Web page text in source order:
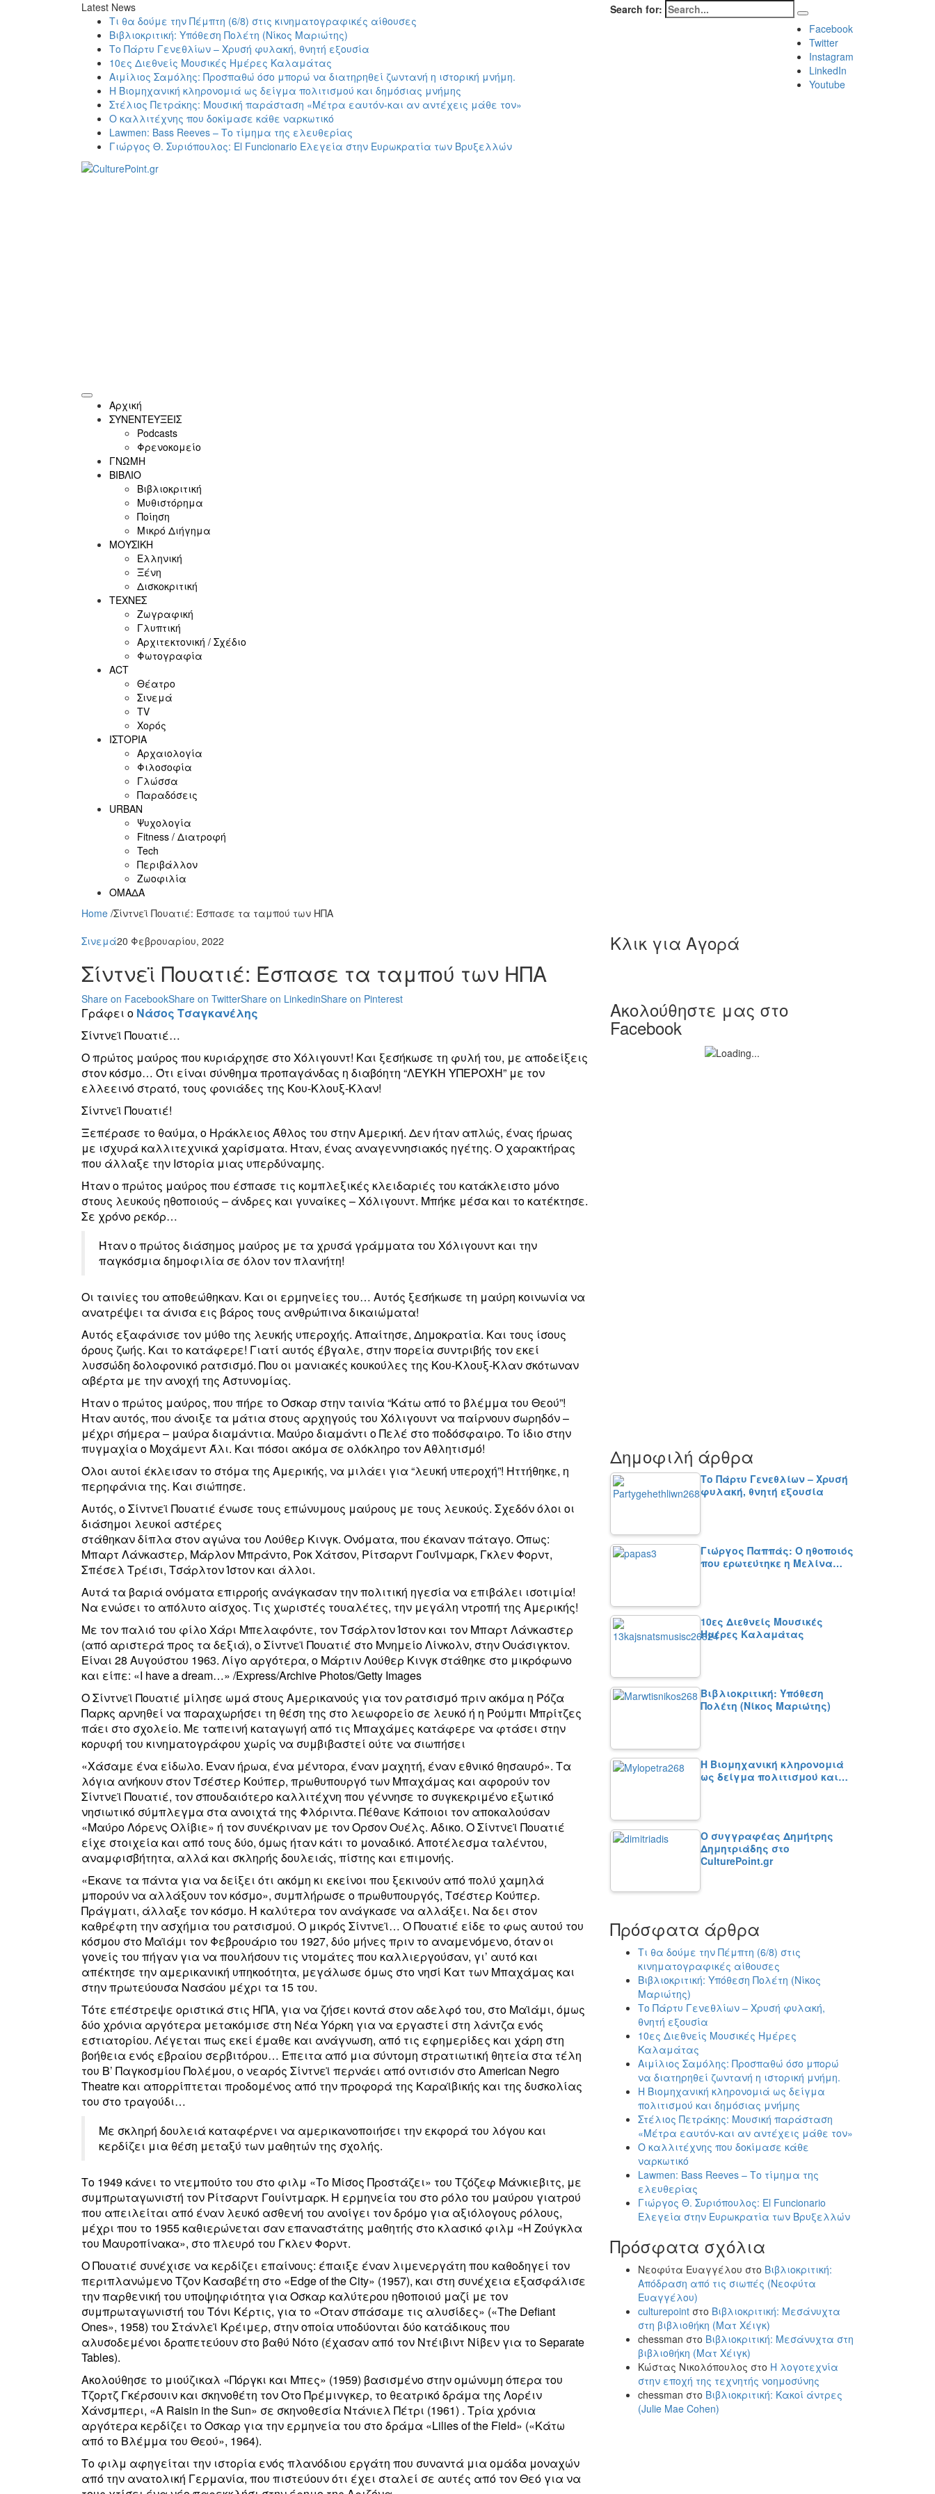
Latest News
Τι θα δούμε την Πέμπτη (6/8) στις κινηματογραφικές αίθουσες
Βιβλιοκριτική: Υπόθεση Πολέτη (Νίκος Μαριώτης)
Το Πάρτυ Γενεθλίων – Χρυσή φυλακή, θνητή εξουσία
10ες Διεθνείς Μουσικές Ημέρες Καλαμάτας
Αιμίλιος Σαμόλης: Προσπαθώ όσο μπορώ να διατηρηθεί ζωντανή η ιστορική μνήμη.
Η Βιομηχανική κληρονομιά ως δείγμα πολιτισμού και δημόσιας μνήμης
Στέλιος Πετράκης: Μουσική παράσταση «Μέτρα εαυτόν-και αν αντέχεις μάθε τον»
Ο καλλιτέχνης που δοκίμασε κάθε ναρκωτικό
Lawmen: Bass Reeves – Το τίμημα της ελευθερίας
Γιώργος Θ. Συριόπουλος: El Funcionario Ελεγεία στην Ευρωκρατία των Βρυξελλών
Search for:
Facebook
Twitter
Instagram
LinkedIn
Youtube
Αρχική
ΣΥΝΕΝΤΕΥΞΕΙΣ
Podcasts
Φρενοκομείο
ΓΝΩΜΗ
ΒΙΒΛΙΟ
Βιβλιοκριτική
Μυθιστόρημα
Ποίηση
Μικρό Διήγημα
ΜΟΥΣΙΚΗ
Ελληνική
Ξένη
Δισκοκριτική
ΤΕΧΝΕΣ
Ζωγραφική
Γλυπτική
Αρχιτεκτονική / Σχέδιο
Φωτογραφία
ACT
Θέατρο
Σινεμά
ΤV
Χορός
ΙΣΤΟΡΙΑ
Αρχαιολογία
Φιλοσοφία
Γλώσσα
Παραδόσεις
URBAN
Ψυχολογία
Fitness / Διατροφή
Tech
Περιβάλλον
Ζωοφιλία
ΟΜΑΔΑ
Home /Σίντνεϊ Πουατιέ: Έσπασε τα ταμπού των ΗΠΑ
Σινεμά20 Φεβρουαρίου, 2022
Σίντνεϊ Πουατιέ: Έσπασε τα ταμπού των ΗΠΑ
Share on FacebookShare on TwitterShare on LinkedinShare on Pinterest
Γράφει ο Νάσος Τσαγκανέλης
Σίντνεϊ Πουατιέ…
Ο πρώτος μαύρος που κυριάρχησε στο Χόλιγουντ! Και ξεσήκωσε τη φυλή του, με αποδείξεις
στον κόσμο… Ότι είναι σύνθημα προπαγάνδας η διαβόητη “ΛΕΥΚΗ ΥΠΕΡΟΧΗ” με τον
ελλεεινό στρατό, τους φονιάδες της Κου-Κλουξ-Κλαν!
Σίντνεϊ Πουατιέ!
Ξεπέρασε το θαύμα, ο Ηράκλειος Άθλος του στην Αμερική. Δεν ήταν απλώς, ένας ήρωας
με ισχυρά καλλιτεχνικά χαρίσματα. Ήταν, ένας αναγεννησιακός ηγέτης. Ο χαρακτήρας
που άλλαξε την Ιστορία μιας υπερδύναμης.
Ήταν ο πρώτος μαύρος που έσπασε τις κομπλεξικές κλειδαριές του κατάκλειστο μόνο
στους λευκούς ηθοποιούς – άνδρες και γυναίκες – Χόλιγουντ. Μπήκε μέσα και το κατέκτησε.
Σε χρόνο ρεκόρ…
Ήταν ο πρώτος διάσημος μαύρος με τα χρυσά γράμματα του Χόλιγουντ και την
παγκόσμια δημοφιλία σε όλον τον πλανήτη!
Οι ταινίες του αποθεώθηκαν. Και οι ερμηνείες του… Αυτός ξεσήκωσε τη μαύρη κοινωνία να
ανατρέψει τα άνισα εις βάρος τους ανθρώπινα δικαιώματα!
Αυτός εξαφάνισε τον μύθο της λευκής υπεροχής. Απαίτησε, Δημοκρατία. Και τους ίσους
όρους ζωής. Και το κατάφερε! Γιατί αυτός έβγαλε, στην πορεία συντριβής τον εκεί
λυσσώδη δολοφονικό ρατσισμό. Που οι μανιακές κουκούλες της Κου-Κλουξ-Κλαν σκότωναν
αβέρτα με την ανοχή της Αστυνομίας.
Ήταν ο πρώτος μαύρος, που πήρε το Όσκαρ στην ταινία “Κάτω από το βλέμμα του Θεού”!
Ήταν αυτός, που άνοιξε τα μάτια στους αρχηγούς του Χόλιγουντ να παίρνουν σωρηδόν –
μέχρι σήμερα – μαύρα διαμάντια. Μαύρο διαμάντι ο Πελέ στο ποδόσφαιρο. Το ίδιο στην
πυγμαχία ο Μοχάμεντ Άλι. Και πόσοι ακόμα σε ολόκληρο τον Αθλητισμό!
Όλοι αυτοί έκλεισαν το στόμα της Αμερικής, να μιλάει για “λευκή υπεροχή”! Ηττήθηκε, η
περηφάνια της. Και σιώπησε.
Αυτός, ο Σίντνεϊ Πουατιέ ένωσε τους επώνυμους μαύρους με τους λευκούς. Σχεδόν όλοι οι
διάσημοι λευκοί αστέρες
στάθηκαν δίπλα στον αγώνα του Λούθερ Κινγκ. Ονόματα, που έκαναν πάταγο. Όπως:
Μπαρτ Λάνκαστερ, Μάρλον Μπράντο, Ροκ Χάτσον, Ρίτσαρντ Γουΐνμαρκ, Γκλεν Φορντ,
Σπέσελ Τρέισι, Τσάρλτον Ίστον και άλλοι.
Αυτά τα βαριά ονόματα επιρροής ανάγκασαν την πολιτική ηγεσία να επιβάλει ισοτιμία!
Να ενώσει το απόλυτο αίσχος. Τις χωριστές τουαλέτες, την μεγάλη ντροπή της Αμερικής!
Με τον παλιό του φίλο Χάρι Μπελαφόντε, τον Τσάρλτον Ίστον και τον Μπαρτ Λάνκαστερ
(από αριστερά προς τα δεξιά), ο Σίντνεϊ Πουατιέ στο Μνημείο Λίνκολν, στην Ουάσιγκτον.
Είναι 28 Αυγούστου 1963. Λίγο αργότερα, ο Μάρτιν Λούθερ Κινγκ στάθηκε στο μικρόφωνο
και είπε: «Ι have a dream…» /Express/Archive Photos/Getty Images
Ο Σίντνεϊ Πουατιέ μίλησε ωμά στους Αμερικανούς για τον ρατσισμό πριν ακόμα η Ρόζα
Παρκς αρνηθεί να παραχωρήσει τη θέση της στο λεωφορείο σε λευκό ή η Ρούμπι Μπρίτζες
πάει στο σχολείο. Με ταπεινή καταγωγή από τις Μπαχάμες κατάφερε να φτάσει στην
κορυφή του κινηματογράφου χωρίς να συμβιβαστεί ούτε να σιωπήσει
«Χάσαμε ένα είδωλο. Εναν ήρωα, ένα μέντορα, έναν μαχητή, έναν εθνικό θησαυρό». Τα
λόγια ανήκουν στον Τσέστερ Κούπερ, πρωθυπουργό των Μπαχάμας και αφορούν τον
Σίντνεϊ Πουατιέ, τον σπουδαιότερο καλλιτέχνη που γέννησε το συγκεκριμένο εξωτικό
νησιωτικό σύμπλεγμα στα ανοιχτά της Φλόριντα. Πέθανε Κάποιοι τον αποκαλούσαν
«Μαύρο Λόρενς Ολίβιε» ή τον συνέκριναν με τον Ορσον Ουέλς. Αδικο. Ο Σίντνεϊ Πουατιέ
είχε στοιχεία και από τους δύο, όμως ήταν κάτι το μοναδικό. Αποτέλεσμα ταλέντου,
αναμφισβήτητα, αλλά και σκληρής δουλειάς, πίστης και επιμονής.
«Εκανε τα πάντα για να δείξει ότι ακόμη κι εκείνοι που ξεκινούν από πολύ χαμηλά
μπορούν να αλλάξουν τον κόσμο», συμπλήρωσε ο πρωθυπουργός, Τσέστερ Κούπερ.
Πράγματι, άλλαξε τον κόσμο. Ή καλύτερα τον ανάγκασε να αλλάξει. Να δει στον
καθρέφτη την ασχήμια του ρατσισμού. Ο μικρός Σίντνεϊ… Ο Πουατιέ είδε το φως αυτού του
κόσμου στο Μαϊάμι τον Φεβρουάριο του 1927, δύο μήνες πριν το αναμενόμενο, όταν οι
γονείς του πήγαν για να πουλήσουν τις ντομάτες που καλλιεργούσαν, γι’ αυτό και
απέκτησε την αμερικανική υπηκοότητα, μεγάλωσε όμως στο νησί Κατ των Μπαχάμας και
στην πρωτεύουσα Νασάου μέχρι τα 15 του.
Τότε επέστρεψε οριστικά στις ΗΠΑ, για να ζήσει κοντά στον αδελφό του, στο Μαϊάμι, όμως
δύο χρόνια αργότερα μετακόμισε στη Νέα Υόρκη για να εργαστεί στη λάντζα ενός
εστιατορίου. Λέγεται πως εκεί έμαθε και ανάγνωση, από τις εφημερίδες και χάρη στη
βοήθεια ενός εβραίου σερβιτόρου… Επειτα από μια σύντομη στρατιωτική θητεία στα τέλη
του Β’ Παγκοσμίου Πολέμου, ο νεαρός Σίντνεϊ περνάει από οντισιόν στο American Negro
Theatre και απορρίπτεται προδομένος από την προφορά της Καραϊβικής και της δυσκολίας
του στο τραγούδι…
Με σκληρή δουλειά καταφέρνει να αμερικανοποιήσει την εκφορά του λόγου και
κερδίζει μια θέση μεταξύ των μαθητών της σχολής.
Το 1949 κάνει το ντεμπούτο του στο φιλμ «Το Μίσος Προστάζει» του Τζόζεφ Μάνκιεβιτς, με
συμπρωταγωνιστή τον Ρίτσαρντ Γουίντμαρκ. Η ερμηνεία του στο ρόλο του μαύρου γιατρού
που απειλείται από έναν λευκό ασθενή του ανοίγει τον δρόμο για αξιόλογους ρόλους,
μέχρι που το 1955 καθιερώνεται σαν επαναστάτης μαθητής στο κλασικό φιλμ «Η Ζούγκλα
του Μαυροπίνακα», στο πλευρό του Γκλεν Φορντ.
Ο Πουατιέ συνέχισε να κερδίζει επαίνους: έπαιξε έναν λιμενεργάτη που καθοδηγεί τον
περιπλανώμενο Τζον Κασαβέτη στο «Edge of the City» (1957), και στη συνέχεια εξασφάλισε
την παρθενική του υποψηφιότητα για Οσκαρ καλύτερου ηθοποιού μαζί με τον
συμπρωταγωνιστή του Τόνι Κέρτις, για το «Οταν σπάσαμε τις αλυσίδες» («The Defiant
Ones», 1958) του Στάνλεϊ Κρέιμερ, στην οποία υποδύονται δύο κατάδικους που
αλυσοδεμένοι δραπετεύουν στο βαθύ Νότο (έχασαν από τον Ντέιβιντ Νίβεν για το Separate
Tables).
Ακολούθησε το μιούζικαλ «Πόργκι και Μπες» (1959) βασισμένο στην ομώνυμη όπερα του
Τζορτζ Γκέρσουιν και σκηνοθέτη τον Οτο Πρέμινγκερ, το θεατρικό δράμα της Λορέιν
Χάνσμπερι, «A Raisin in the Sun» σε σκηνοθεσία Ντάνιελ Πέτρι (1961) . Τρία χρόνια
αργότερα κερδίζει το Οσκαρ για την ερμηνεία του στο δράμα «Lilies of the Field» («Κάτω
από το Βλέμμα του Θεού», 1964).
Το φιλμ αφηγείται την ιστορία ενός πλανόδιου εργάτη που συναντά μια ομάδα μοναχών
από την ανατολική Γερμανία, που πιστεύουν ότι έχει σταλεί σε αυτές από τον Θεό για να
Κλικ για Αγορά
Ακολούθηστε μας στο
Facebook
Δημοφιλή άρθρα
Το Πάρτυ Γενεθλίων – Χρυσή
φυλακή, θνητή εξουσία
Γιώργος Παππάς: Ο ηθοποιός
που ερωτεύτηκε η Μελίνα…
10ες Διεθνείς Μουσικές
Ημέρες Καλαμάτας
Βιβλιοκριτική: Υπόθεση
Πολέτη (Νίκος Μαριώτης)
Η Βιομηχανική κληρονομιά
ως δείγμα πολιτισμού και…
Ο συγγραφέας Δημήτρης
Δημητριάδης στο
CulturePoint.gr
Πρόσφατα άρθρα
Τι θα δούμε την Πέμπτη (6/8) στις
κινηματογραφικές αίθουσες
Βιβλιοκριτική: Υπόθεση Πολέτη (Νίκος
Μαριώτης)
Το Πάρτυ Γενεθλίων – Χρυσή φυλακή,
θνητή εξουσία
10ες Διεθνείς Μουσικές Ημέρες
Καλαμάτας
Αιμίλιος Σαμόλης: Προσπαθώ όσο μπορώ
να διατηρηθεί ζωντανή η ιστορική μνήμη.
Η Βιομηχανική κληρονομιά ως δείγμα
πολιτισμού και δημόσιας μνήμης
Στέλιος Πετράκης: Μουσική παράσταση
«Μέτρα εαυτόν-και αν αντέχεις μάθε τον»
Ο καλλιτέχνης που δοκίμασε κάθε
ναρκωτικό
Lawmen: Bass Reeves – Το τίμημα της
ελευθερίας
Γιώργος Θ. Συριόπουλος: El Funcionario
Ελεγεία στην Ευρωκρατία των Βρυξελλών
Πρόσφατα σχόλια
Νεοφύτα Ευαγγέλου στο Βιβλιοκριτική:
Απόδραση από τις σιωπές (Νεοφύτα
Ευαγγέλου)
culturepoint στο Βιβλιοκριτική: Μεσάνυχτα
στη βιβλιοθήκη (Ματ Χέιγκ)
chessman στο Βιβλιοκριτική: Μεσάνυχτα στη
βιβλιοθήκη (Ματ Χέιγκ)
Κώστας Νικολόπουλος στο Η λογοτεχνία
στην εποχή της τεχνητής νοημοσύνης
chessman στο Βιβλιοκριτική: Κακοί άντρες
(Julie Mae Cohen)